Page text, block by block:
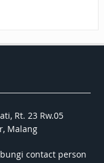
Rt. 23 Rw.05
Malang
contact person